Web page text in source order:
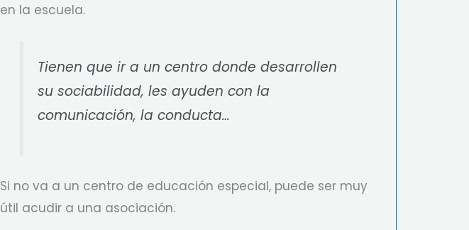
en la escuela.
Tienen que ir a un centro donde desarrollen
su sociabilidad, les ayuden con la
comunicación, la conducta…
Si no va a un centro de educación especial, puede ser muy
útil acudir a una asociación.